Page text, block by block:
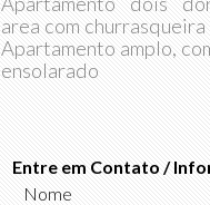
area com
Apartamento amplo,
ensolarado
Entre em Contato /
Nome